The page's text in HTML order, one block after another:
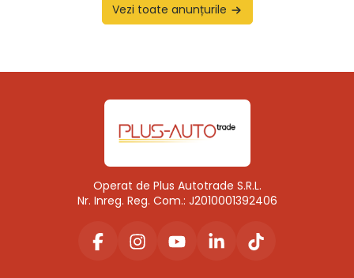
Vezi toate anunțurile
Operat de Plus Autotrade S.R.L.
Nr. Inreg. Reg. Com.: J2010001392406